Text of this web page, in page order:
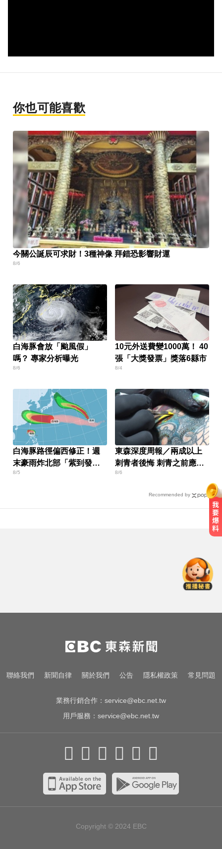
你也可能喜歡
今關公誕辰可求財！3種神像 拜錯恐影響財運
8/6
白海豚會放「颱風假」
嗎？ 專家分析曝光
8/6
10元外送費變1000萬！ 40
張「大獎發票」獎落6縣市
8/4
白海豚路徑偏西修正！週
末豪雨炸北部「紫到發
白」
8/5
東森深度周報／兩成以上
刺青者後悔 刺青之前應慎
思而行
8/6
Recommended by
友：憑什麼不能畫
加拿大2飛機空中相撞！ 1人墜池塘
身亡
創2月以來最大單日漲幅！黃金暴漲
聯絡我們 新聞自律 關於我們 公告 隱私權政策 常見問題
業務行銷合作： service@ebc.net.tw
用戶服務： service@ebc.net.tw
Copyright © 2024 EBC